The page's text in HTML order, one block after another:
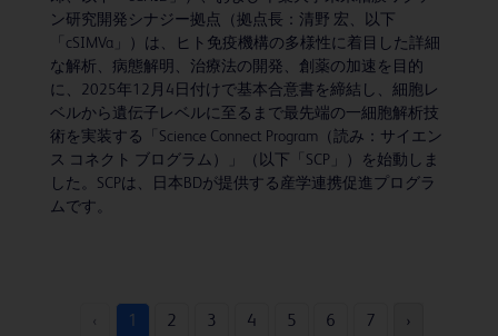
ン研究開発シナジー拠点（拠点長：清野 宏、以下
「cSIMVa」）は、ヒト免疫機構の多様性に着目した詳細
な解析、病態解明、治療法の開発、創薬の加速を目的
に、2025年12月4日付けで基本合意書を締結し、細胞レ
ベルから遺伝子レベルに至るまで最先端の一細胞解析技
術を実装する「Science Connect Program（読み：サイエン
ス コネクト ブログラム）」（以下「SCP」）を始動しま
した。SCPは、日本BDが提供する産学連携促進プログラ
ムです。
‹ 1 2 3 4 5 6 7 ›